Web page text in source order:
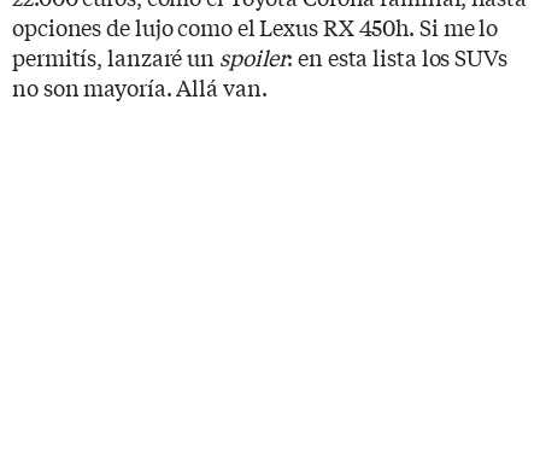
opciones de lujo como el Lexus RX 450h. Si me lo
permitís, lanzaré un spoiler: en esta lista los SUVs
no son mayoría. Allá van.